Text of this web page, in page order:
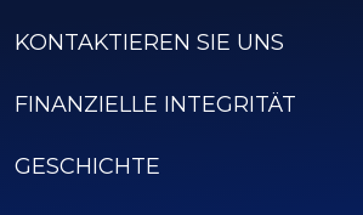
KONTAKTIEREN SIE UNS
FINANZIELLE INTEGRITÄT
GESCHICHTE